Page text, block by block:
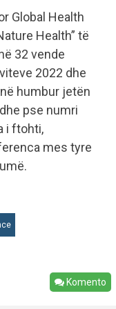
Global Health
Health” të
32 vende
2022 dhe
humbur jetën
pse numri
i ftohti,
mes tyre
Komento